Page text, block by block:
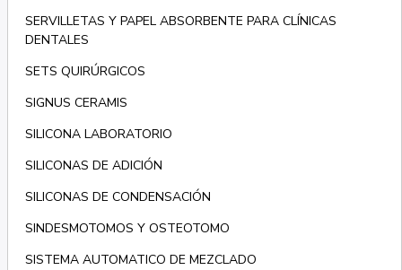
SERVILLETAS Y PAPEL ABSORBENTE PARA CLÍNICAS
DENTALES
SETS QUIRÚRGICOS
SIGNUS CERAMIS
SILICONA LABORATORIO
SILICONAS DE ADICIÓN
SILICONAS DE CONDENSACIÓN
SINDESMOTOMOS Y OSTEOTOMO
SISTEMA AUTOMATICO DE MEZCLADO